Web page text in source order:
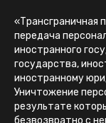
«Трансграничная
передача
иностранного
государства,
иностранному
Уничтожение
результате
безвозвратно с